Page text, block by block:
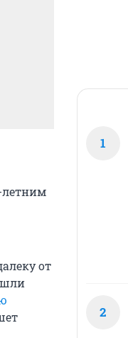
летним
от
1
2